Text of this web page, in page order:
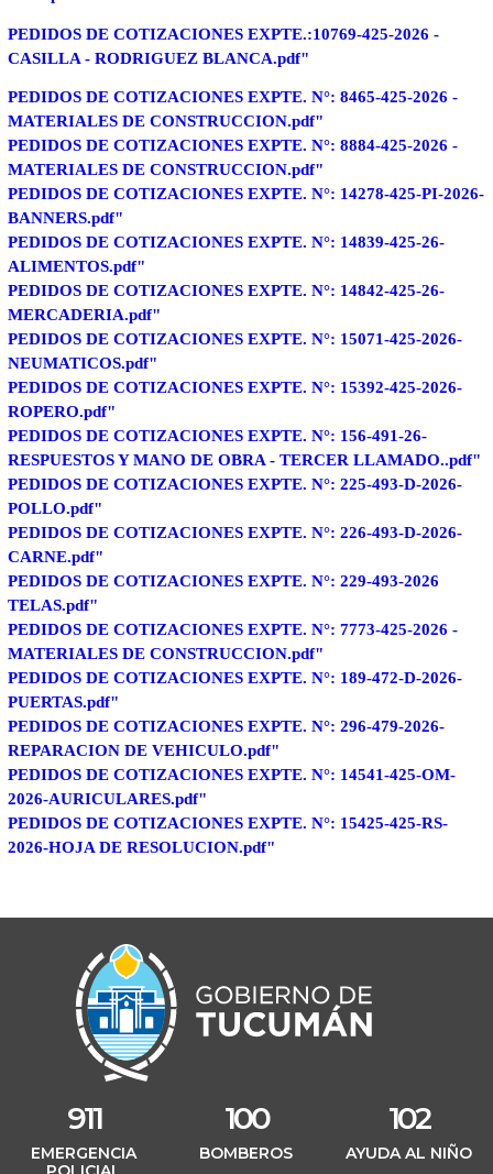
PEDIDOS DE COTIZACIONES EXPTE.:10769-425-2026 -
CASILLA - RODRIGUEZ BLANCA.pdf"
PEDIDOS DE COTIZACIONES EXPTE. N°: 8465-425-2026 -
MATERIALES DE CONSTRUCCION.pdf"
PEDIDOS DE COTIZACIONES EXPTE. N°: 8884-425-2026 -
MATERIALES DE CONSTRUCCION.pdf"
PEDIDOS DE COTIZACIONES EXPTE. N°: 14278-425-PI-2026-
BANNERS.pdf"
PEDIDOS DE COTIZACIONES EXPTE. N°: 14839-425-26-
ALIMENTOS.pdf"
PEDIDOS DE COTIZACIONES EXPTE. N°: 14842-425-26-
MERCADERIA.pdf"
PEDIDOS DE COTIZACIONES EXPTE. N°: 15071-425-2026-
NEUMATICOS.pdf"
PEDIDOS DE COTIZACIONES EXPTE. N°: 15392-425-2026-
ROPERO.pdf"
PEDIDOS DE COTIZACIONES EXPTE. N°: 156-491-26-
RESPUESTOS Y MANO DE OBRA - TERCER LLAMADO..pdf"
PEDIDOS DE COTIZACIONES EXPTE. N°: 225-493-D-2026-
POLLO.pdf"
PEDIDOS DE COTIZACIONES EXPTE. N°: 226-493-D-2026-
CARNE.pdf"
PEDIDOS DE COTIZACIONES EXPTE. N°: 229-493-2026
TELAS.pdf"
PEDIDOS DE COTIZACIONES EXPTE. N°: 7773-425-2026 -
MATERIALES DE CONSTRUCCION.pdf"
PEDIDOS DE COTIZACIONES EXPTE. N°: 189-472-D-2026-
PUERTAS.pdf"
PEDIDOS DE COTIZACIONES EXPTE. N°: 296-479-2026-
REPARACION DE VEHICULO.pdf"
PEDIDOS DE COTIZACIONES EXPTE. N°: 14541-425-OM-
2026-AURICULARES.pdf"
PEDIDOS DE COTIZACIONES EXPTE. N°: 15425-425-RS-
2026-HOJA DE RESOLUCION.pdf"
911
EMERGENCIA
100
BOMBEROS
102
AYUDA AL NIÑO